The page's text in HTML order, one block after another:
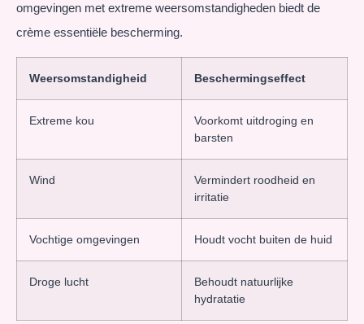
omgevingen met extreme weersomstandigheden biedt de
crème essentiële bescherming.
Weersomstandigheid Beschermingseffect
Extreme kou
Voorkomt uitdroging en
barsten
Wind
Vermindert roodheid en
irritatie
Vochtige omgevingen Houdt vocht buiten de huid
Droge lucht
Behoudt natuurlijke
hydratatie